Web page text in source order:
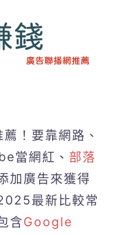
！要靠網路、
當網紅、 部落
加廣告來獲得
最新比較常
含Google